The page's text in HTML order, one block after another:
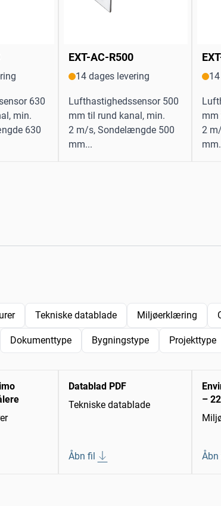
630
min.
630
EXT-AC-R500
14 dages levering
Lufthastighedssensor 500
mm til rund kanal, min.
2 m/s, Sondelængde 500
mm...
mm
2
Tekniske datablade Miljøerklæring
Dokumenttype Bygningstype Projekttype
Datablad PDF
Tekniske datablade
Åbn fil
–
Åbn